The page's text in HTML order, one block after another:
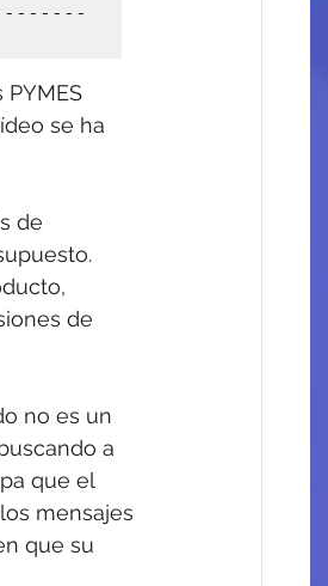
se ha
de
de
no es un
a
que el
mensajes
que su